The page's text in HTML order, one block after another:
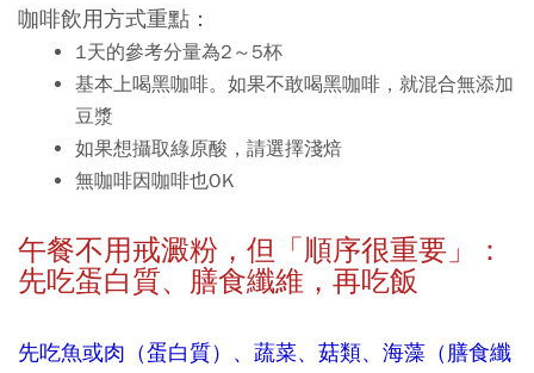
咖啡飲用方式重點：
1天的參考分量為2～5杯
基本上喝黑咖啡。如果不敢喝黑咖啡，就混合無添加
豆漿
如果想攝取綠原酸，請選擇淺焙
無咖啡因咖啡也OK
午餐不用戒澱粉，但「順序很重要」：
先吃蛋白質、膳食纖維，再吃飯
先吃魚或肉（蛋白質）、蔬菜、菇類、海藻（膳食纖